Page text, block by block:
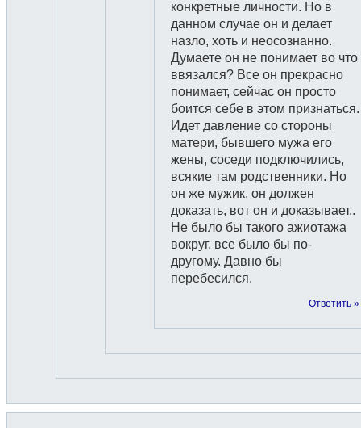
конкретные личности. Но в
данном случае он и делает
назло, хоть и неосознанно.
Думаете он не понимает во что
ввязался? Все он прекрасно
понимает, сейчас он просто
боится себе в этом признаться.
Идет давление со стороны
матери, бывшего мужа его
жены, соседи подключились,
всякие там родственники. Но
он же мужик, он должен
доказать, вот он и доказывает..
Не было бы такого ажиотажа
вокруг, все было бы по-
другому. Давно бы
перебесился.
Ответить »